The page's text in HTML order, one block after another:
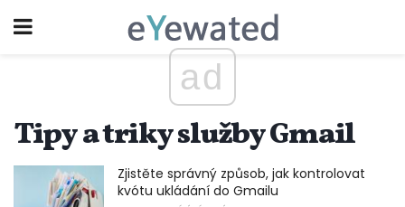
ad
Tipy a triky služby Gmail
Zjistěte správný způsob, jak kontrolovat
kvótu ukládání do Gmailu